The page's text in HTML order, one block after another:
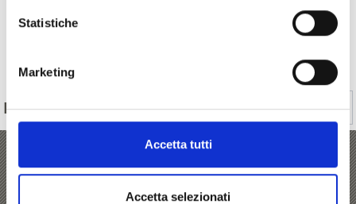
Statistiche
Marketing
Accetta tutti
Accetta selezionati
IL CONTENUTO VI È STATO UTILE? Sì No
„WasserWosser“